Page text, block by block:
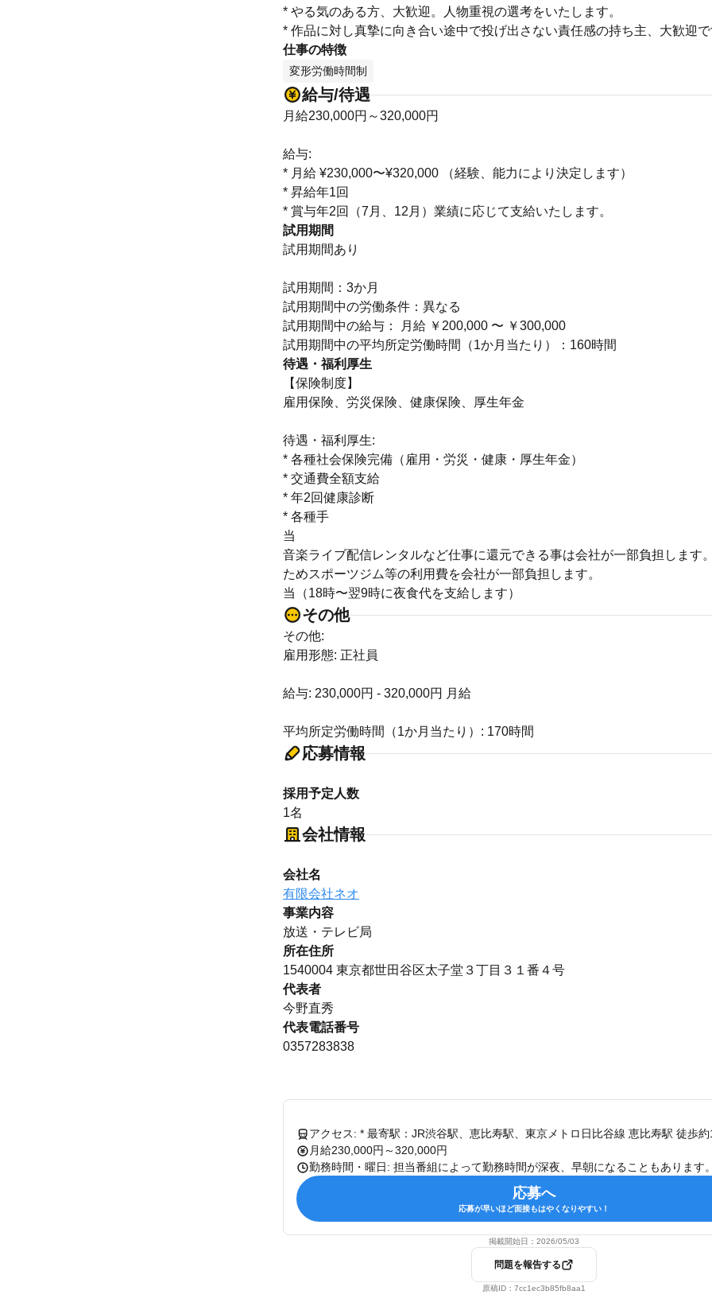
* やる気のある方、大歓迎。人物重視の選考をいたします。
* 作品に対し真摯に向き合い途中で投げ出さない責任感の持ち主、大歓迎
仕事の特徴
変形労働時間制
給与/待遇
月給230,000円～320,000円
給与:
* 月給 ¥230,000〜¥320,000 （経験、能力により決定します）
* 昇給年1回
* 賞与年2回（7月、12月）業績に応じて支給いたします。
試用期間
試用期間あり
試用期間：3か月
試用期間中の労働条件：異なる
試用期間中の給与： 月給 ￥200,000 〜 ￥300,000
試用期間中の平均所定労働時間（1か月当たり）：160時間
待遇・福利厚生
【保険制度】
雇用保険、労災保険、健康保険、厚生年金
待遇・福利厚生:
* 各種社会保険完備（雇用・労災・健康・厚生年金）
* 交通費全額支給
* 年2回健康診断
* 各種手
当 映画
音楽ライブ配信レンタルなど仕事に還元できる事は会社が一部負担します
ためスポーツジム等の利用費を会社が一部負担します。
当（18時〜翌9時に夜食代を支給します）
その他
その他:
雇用形態: 正社員
給与: 230,000円 - 320,000円 月給
平均所定労働時間（1か月当たり）: 170時間
応募情報
採用予定人数
1名
会社情報
会社名
有限会社ネオ
事業内容
放送・テレビ局
所在住所
1540004 東京都世田谷区太子堂３丁目３１番４号
代表者
今野直秀
代表電話番号
0357283838
月給230,000円～320,000円
応募へ
応募が早いほど面接もはやくなりやすい！
掲載開始日： 2026/05/03
問題を報告する
原稿ID： 7cc1ec3b85fb8aa1